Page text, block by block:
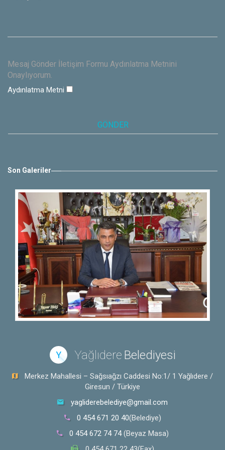
Mesaj Gönder İletişim Formu Aydınlatma Metnini
Onaylıyorum.
Aydınlatma Metni
Son Galeriler
Y Yağlıdere Belediyesi
Merkez Mahallesi – Sağsıağzı Caddesi No:1/ 1 Yağlıdere /
Giresun / Türkiye
yagliderebelediye@gmail.com
0 454 671 20 40(Belediye)
0 454 672 74 74(Beyaz Masa)